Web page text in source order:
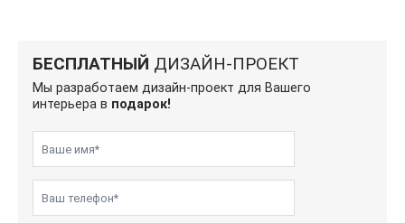
БЕСПЛАТНЫЙ ДИЗАЙН-ПРОЕКТ
Мы разработаем дизайн-проект для Вашего
интерьера в подарок!